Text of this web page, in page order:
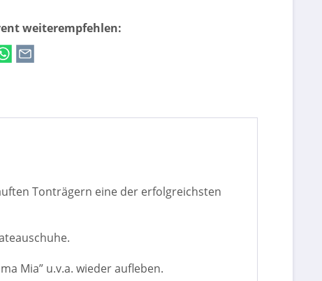
weiterempfehlen:
Tonträgern eine der erfolgreichsten
Mia” u.v.a. wieder aufleben.